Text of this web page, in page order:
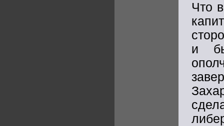
Что
и